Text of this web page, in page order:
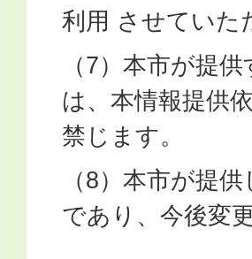
利用 させていた
（7）本市が提
は、本情報提供
禁じます。
（8）本市が提
であり、今後変